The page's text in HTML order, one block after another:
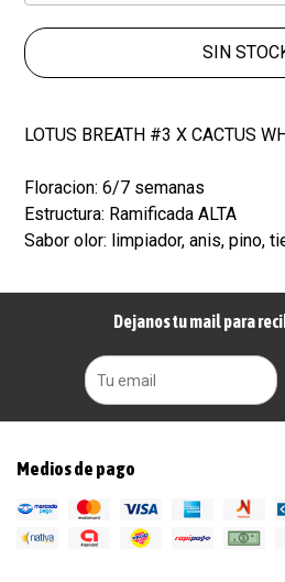
SIN
LOTUS BREATH #3 X CACTUS
Floracion: 6/7 semanas
Estructura: Ramificada ALTA
Sabor olor: limpiador, anis, pino,
Dejanos tu mail para
Medios de pago